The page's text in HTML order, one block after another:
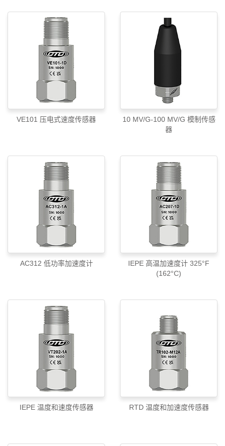
VE101 压电式速度传感器
10 MV/G-100 MV/G 模制传感
器
AC312 低功率加速度计
IEPE 高温加速度计 325°F
(162°C)
IEPE 温度和速度传感器 RTD 温度和加速度传感器